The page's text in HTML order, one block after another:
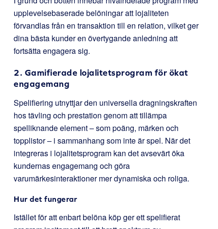
upplevelsebaserade belöningar att lojaliteten
förvandlas från en transaktion till en relation, vilket ger
dina bästa kunder en övertygande anledning att
fortsätta engagera sig.
2. Gamifierade lojalitetsprogram för ökat
engagemang
Spelifiering utnyttjar den universella dragningskraften
hos tävling och prestation genom att tillämpa
spelliknande element – som poäng, märken och
topplistor – i sammanhang som inte är spel. När det
integreras i lojalitetsprogram kan det avsevärt öka
kundernas engagemang och göra
varumärkesinteraktioner mer dynamiska och roliga.
Hur det fungerar
Istället för att enbart belöna köp ger ett spelifierat